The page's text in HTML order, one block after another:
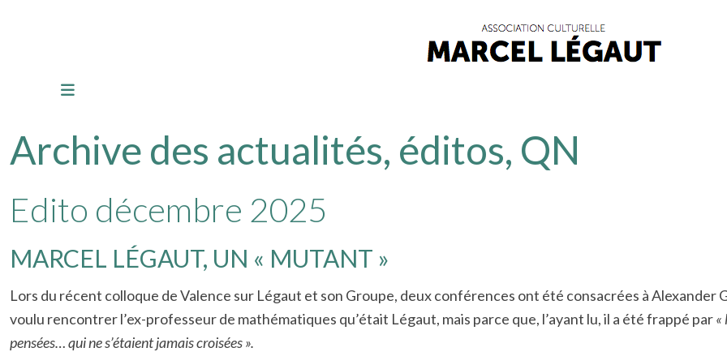
Archive des actualités, éditos, QN
Edito décembre 2025
MARCEL LÉGAUT, UN « MUTANT »
Lors du récent colloque de Valence sur Légaut et son Groupe, deux conférences ont été consacrées à
voulu rencontrer l’ex-professeur de mathématiques qu’était Légaut, mais parce que, l’ayant lu, il a été frappé par«
pensées… qui ne s’étaient jamais croisées ».